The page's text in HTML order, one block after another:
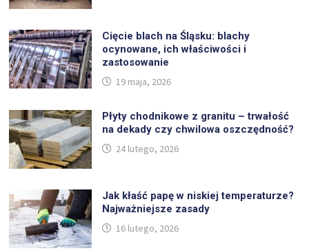
Cięcie blach na Śląsku: blachy
ocynowane, ich właściwości i
zastosowanie
19 maja, 2026
Płyty chodnikowe z granitu – trwałość
na dekady czy chwilowa oszczędność?
24 lutego, 2026
Jak kłaść papę w niskiej temperaturze?
Najważniejsze zasady
16 lutego, 2026